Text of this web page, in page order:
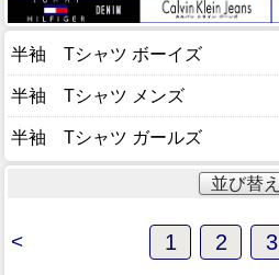
半袖 Tシャツ ボーイズ
半袖 Tシャツ メンズ
半袖 Tシャツ ガールズ
並び替え
< 1 2 3